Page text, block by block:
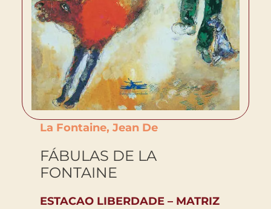
La Fontaine, Jean De
FÁBULAS DE LA
FONTAINE
ESTACAO LIBERDADE – MATRIZ